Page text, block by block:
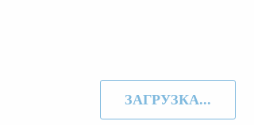
ЗАГРУЗКА...